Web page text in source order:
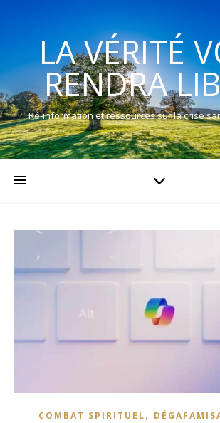
LA VÉRITÉ
RENDRA
Ré-information et ressources sur la crise
COMBAT SPIRITUEL,